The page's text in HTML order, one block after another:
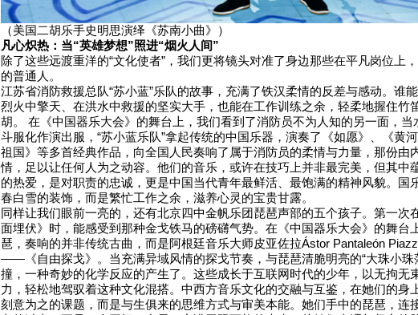
（美国二胡乐手史明思演绎《苏南小曲》）
凡心炽热：当“英雄梦想”照进“烟火人间”
除了这些远渡重洋的“文化使者”，我们更将镜头对准了身边那些在平凡岗位上
的普通人。
江苏省消防救援总队“苏小蓝”乐队的故事，充满了铁汉柔情的反差与感动。谁
烈火中擎天、在洪水中救援的坚实大手，也能在工作训练之余，轻柔地握住竹
胡。 在《中国器乐大会》的舞台上，我们看到了消防员不为人知的另一面，当
斗服化作演出服，“苏小蓝乐队”拿起传统的中国乐器，演奏了《如愿》、《黄
祖国》等多首经典作品，向全国人民奏响了属于消防员的柔情与力量，那份由
情，足以让任何人为之动容。他们的音乐，或许在技巧上并非最完美，但其中
的热爱，是对职责的忠诚，更是中国当代青年最鲜活、最饱满的精神风貌。国
春白雪的装饰，而是繁忙工作之余，滋养心灵的宝贵甘露。
同样让我们眼前一亮的，还有北京四中金帆乐团琵琶声部的五个孩子。第一次
面埋伏》时，能感受到那种金戈铁马的磅礴气势。在《中国器乐大会》的舞台
琶，奏响的并非传统古曲，而是阿根廷音乐大师皮亚佐拉Ástor Pantaleón
——《自由探戈》。当充满异域风情的探戈节奏，与琵琶清脆明亮的“大珠小珠
撞，一种奇妙的化学反应的产生了。这些成长于互联网时代的少年，以无拘无
力，轻松地驾驭着这种文化混搭。中西方音乐文化的交融与互鉴，在她们的身
刻意为之的课题，而是与生俱来的思维方式与审美本能。她们手中的琵琶，连